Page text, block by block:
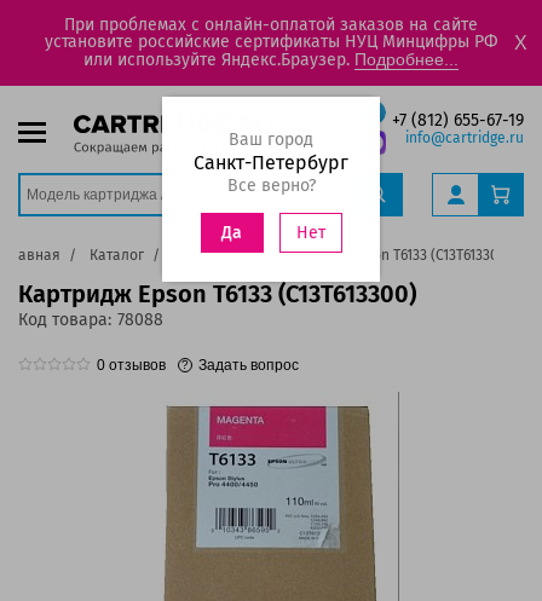
При проблемах с онлайн-оплатой заказов на сайте
установите российские сертификаты НУЦ Минцифры РФ
или используйте Яндекс.Браузер. Подробнее...
X
+7 (812) 655-67-19
info@cartridge.ru
Ваш город
Санкт-Петербург
Все верно?
Да Нет
Главная Каталог Картриджи Картридж Epson T6133 (C13T613300)
Картридж Epson T6133 (C13T613300)
Код товара: 78088
0 отзывов Задать вопрос